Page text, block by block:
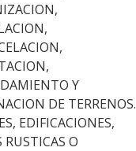
Y
DE TERRENOS.
EDIFICACIONES,
RUSTICAS O